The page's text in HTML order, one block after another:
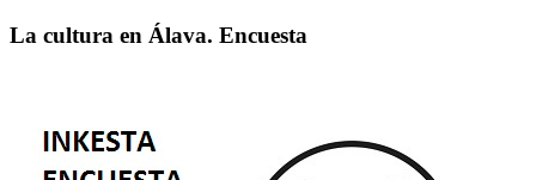
La cultura en Álava. Encuesta